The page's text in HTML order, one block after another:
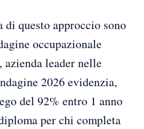
di questo approccio sono
occupazionale
azienda leader nelle
2026 evidenzia,
del 92% entro 1 anno
per chi completa